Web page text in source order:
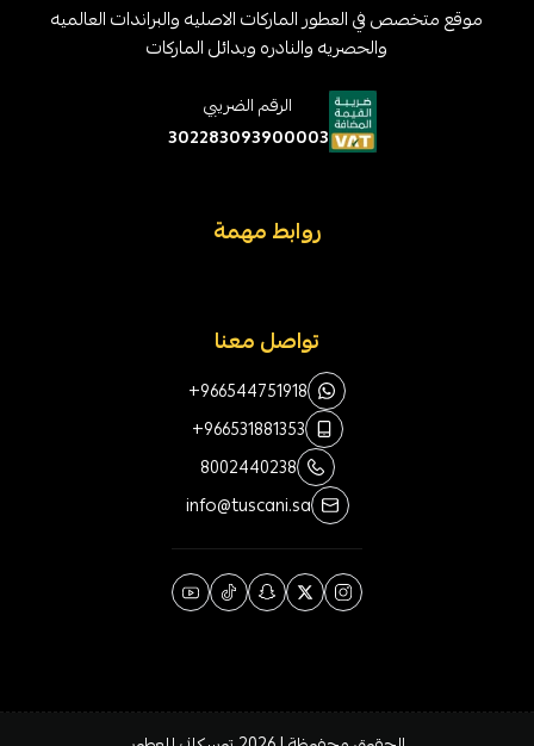
موقع متخصص في العطور الماركات الاصليه والبراندات العالميه
والحصريه والنادره وبدائل الماركات
الرقم الضريبي
302283093900003
روابط مهمة
تواصل معنا
+966544751918
+966531881353
8002440238
info@tuscani.sa